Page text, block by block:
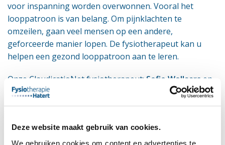
Deze website maakt gebruik van cookies.
We gebruiken cookies om content en advertenties te
voor inspanning worden overwonnen. Vooral het
looppatroon is van belang. Om pijnklachten te
omzeilen, gaan veel mensen op een andere,
geforceerde manier lopen. De fysiotherapeut kan u
helpen een gezond looppatroon aan te leren.
Onze ClaudicatioNet fysiotherapeut: Sofie Wollaars en
Inge Wolf